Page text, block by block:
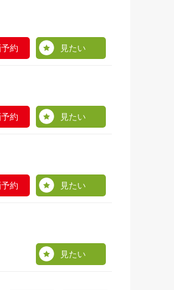
約 見たい
約 見たい
約 見たい
見たい